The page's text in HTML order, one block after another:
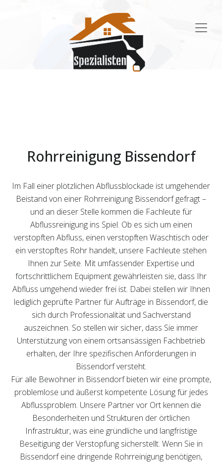
Rohrreinigung Bissendorf
Im Fall einer plötzlichen Abflussblockade ist umgehender
Beistand von einer Rohrreinigung Bissendorf gefragt –
und an dieser Stelle kommen die Fachleute für
Abflussreinigung ins Spiel. Ob es sich um einen
verstopften Abfluss, einen verstopften Waschtisch oder
ein verstopftes Rohr handelt, unsere Fachleute stehen
Ihnen zur Seite. Mit umfassender Expertise und
fortschrittlichem Equipment gewährleisten sie, dass Ihr
Abfluss umgehend wieder frei ist. Dabei stellen wir Ihnen
lediglich geprüfte Partner für Aufträge in Bissendorf, die
sich durch Professionalität und Sachverstand
auszeichnen. So stellen wir sicher, dass Sie immer
Unterstützung von einem ortsansässigen Fachbetrieb
erhalten, der Ihre spezifischen Anforderungen in
Bissendorf versteht.
Für alle Bewohner in Bissendorf bieten wir eine prompte,
problemlose und äußerst kompetente Lösung für jedes
Abflussproblem. Unsere Partner vor Ort kennen die
Besonderheiten und Strukturen der örtlichen
Infrastruktur, was eine gründliche und langfristige
Beseitigung der Verstopfung sicherstellt. Wenn Sie in
Bissendorf eine dringende Rohrreinigung benötigen,